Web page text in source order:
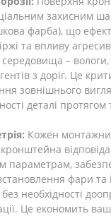
захисним
фарба), що
та впливу
– вологи,
з доріг. Це
зовнішнього
деталі протягом
Кожен
параметрам,
фари та
необхідності
Це економить